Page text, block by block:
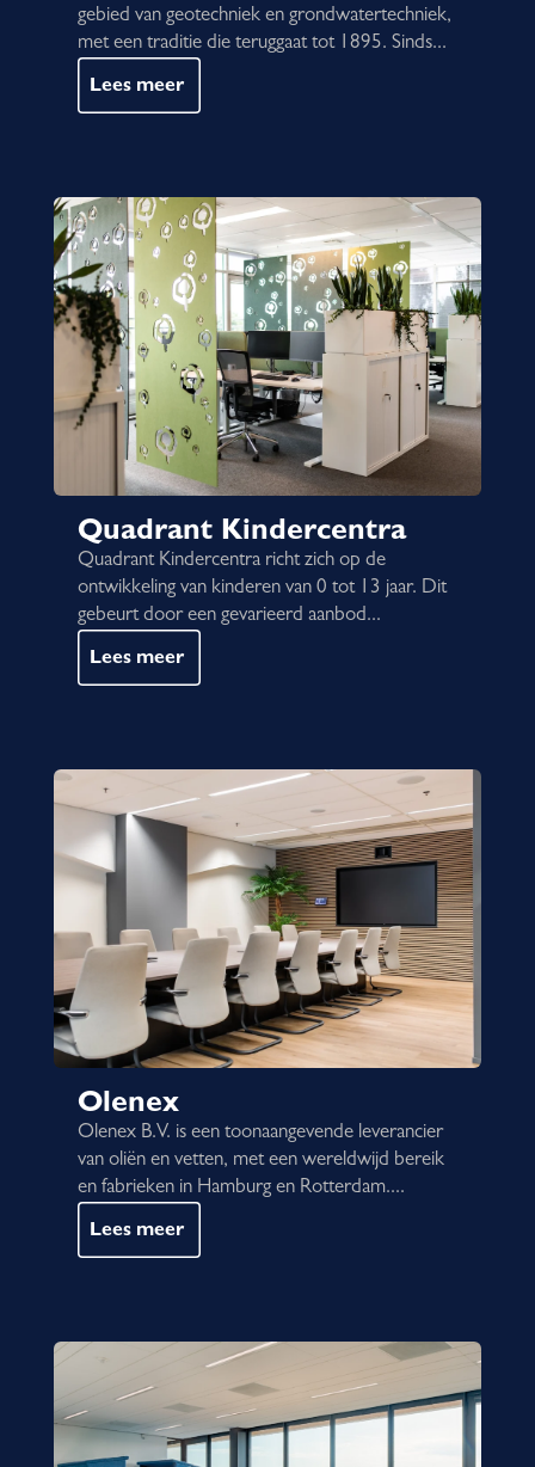
gebied van geotechniek en grondwatertechniek,
met een traditie die teruggaat tot 1895. Sinds...
Lees meer
Quadrant Kindercentra
Quadrant Kindercentra richt zich op de
ontwikkeling van kinderen van 0 tot 13 jaar. Dit
gebeurt door een gevarieerd aanbod...
Lees meer
Olenex
Olenex B.V. is een toonaangevende leverancier
van oliën en vetten, met een wereldwijd bereik
en fabrieken in Hamburg en Rotterdam....
Lees meer